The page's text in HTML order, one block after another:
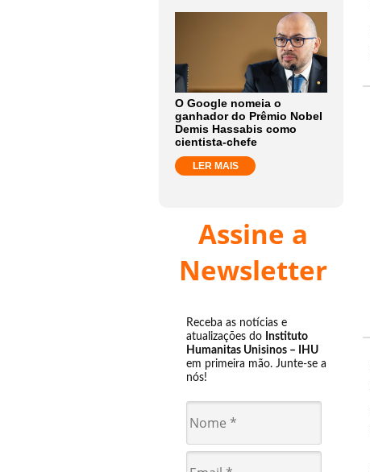
O Google nomeia o
ganhador do Prêmio Nobel
Demis Hassabis como
cientista-chefe
LER MAIS
Assine a
Newsletter
Receba as notícias e
atualizações do Instituto
Humanitas Unisinos – IHU
em primeira mão. Junte-se a
nós!